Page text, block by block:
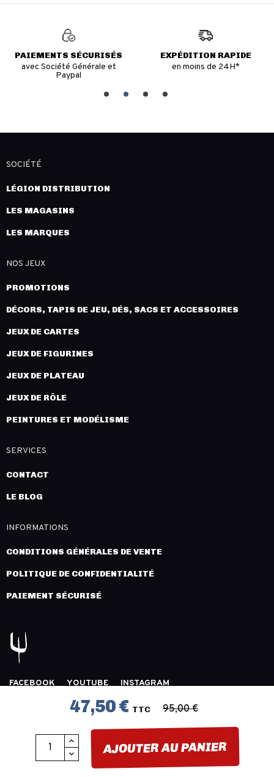
47,50 € TTC 95,00 €
AJOUTER AU PANIER
PAIEMENTS SÉCURISÉS
avec Société Générale et
Paypal
EXPÉDITION RAPIDE
en moins de 24H*
SOCIÉTÉ
LÉGION DISTRIBUTION
LES MAGASINS
LES MARQUES
NOS JEUX
PROMOTIONS
DÉCORS, TAPIS DE JEU, DÉS, SACS ET ACCESSOIRES
JEUX DE CARTES
JEUX DE FIGURINES
JEUX DE PLATEAU
JEUX DE RÔLE
PEINTURES ET MODÉLISME
SERVICES
CONTACT
LE BLOG
INFORMATIONS
CONDITIONS GÉNÉRALES DE VENTE
POLITIQUE DE CONFIDENTIALITÉ
PAIEMENT SÉCURISÉ
FACEBOOK YOUTUBE
INSTAGRAM
COPYRIGHT 2026 © LÉGION DISTRIBUTION -
- CRÉATION :INNLOG